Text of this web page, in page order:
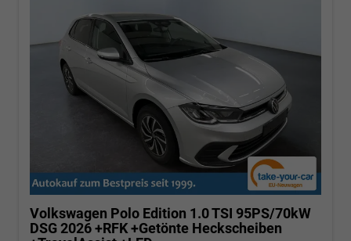
Volkswagen Polo Edition 1.0 TSI 95PS/70kW
DSG 2026 +RFK +Getönte Heckscheiben